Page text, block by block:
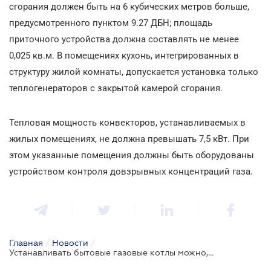
сгорания должен быть на 6 кубических метров больше,
предусмотренного пунктом 9.27 ДБН; площадь
приточного устройства должна составлять не менее
0,025 кв.м. В помещениях кухонь, интегрированных в
структуру жилой комнаты, допускается установка только
теплогенераторов с закрытой камерой сгорания.
Тепловая мощность конвекторов, устанавливаемых в
жилых помещениях, не должна превышать 7,5 кВт. При
этом указанные помещения должны быть оборудованы
устройством контроля довзрывных концентраций газа.
Главная / Новости /
Устанавливать бытовые газовые котлы можно, но далеко не везде